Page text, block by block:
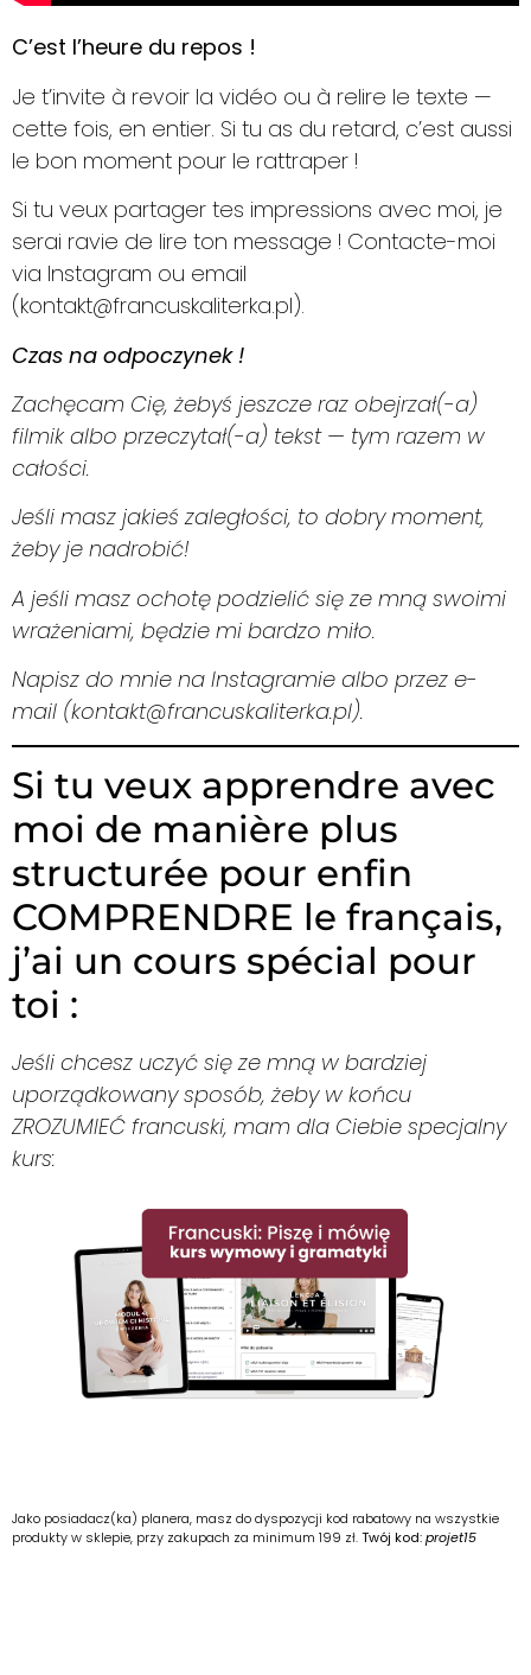
C’est l’heure du repos !
Je t’invite à revoir la vidéo ou à relire le texte —
cette fois, en entier. Si tu as du retard, c’est aussi
le bon moment pour le rattraper !
Si tu veux partager tes impressions avec moi, je
serai ravie de lire ton message ! Contacte-moi
via Instagram ou email
(kontakt@francuskaliterka.pl).
Czas na odpoczynek !
Zachęcam Cię, żebyś jeszcze raz obejrzał(-a)
filmik albo przeczytał(-a) tekst — tym razem w
całości.
Jeśli masz jakieś zaległości, to dobry moment,
żeby je nadrobić!
A jeśli masz ochotę podzielić się ze mną swoimi
wrażeniami, będzie mi bardzo miło.
Napisz do mnie na Instagramie albo przez e-
mail (kontakt@francuskaliterka.pl).
Si tu veux apprendre avec
moi de manière plus
structurée pour enfin
COMPRENDRE le français,
j’ai un cours spécial pour
toi :
Jeśli chcesz uczyć się ze mną w bardziej
uporządkowany sposób, żeby w końcu
ZROZUMIEĆ francuski, mam dla Ciebie specjalny
kurs:
Jako posiadacz(ka) planera, masz do dyspozycji kod rabatowy na wszystkie
produkty w sklepie, przy zakupach za minimum 199 zł.Twój kod:projet15